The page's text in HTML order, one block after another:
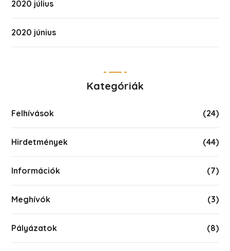
2020 július
2020 június
Kategóriák
Felhívások (24)
Hirdetmények (44)
Információk (7)
Meghívók (3)
Pályázatok (8)